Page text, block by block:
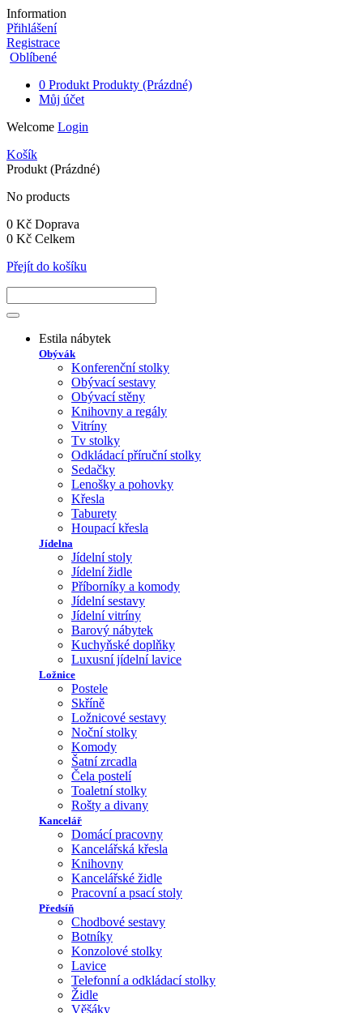
Information
Přihlášení
Registrace
Oblíbené
0 Produkt Produkty (Prázdné)
Můj účet
Welcome Login
Košík
Produkt (Prázdné)
No products
0 Kč Doprava
0 Kč Celkem
Přejít do košíku
Estila nábytek
Obývák
Konferenční stolky
Obývací sestavy
Obývací stěny
Knihovny a regály
Vitríny
Tv stolky
Odkládací příruční stolky
Sedačky
Lenošky a pohovky
Křesla
Taburety
Houpací křesla
Jídelna
Jídelní stoly
Jídelní židle
Příborníky a komody
Jídelní sestavy
Jídelní vitríny
Barový nábytek
Kuchyňské doplňky
Luxusní jídelní lavice
Ložnice
Postele
Skříně
Ložnicové sestavy
Noční stolky
Komody
Šatní zrcadla
Čela postelí
Toaletní stolky
Rošty a divany
Kancelář
Domácí pracovny
Kancelářská křesla
Knihovny
Kancelářské židle
Pracovní a psací stoly
Předsíň
Chodbové sestavy
Botníky
Konzolové stolky
Lavice
Telefonní a odkládací stolky
Židle
Věšáky